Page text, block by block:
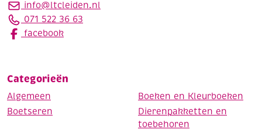
info@ltcleiden.nl
071 522 36 63
facebook
Categorieën
Algemeen
Boeken en Kleurboeken
Boetseren
Dierenpakketten en
toebehoren